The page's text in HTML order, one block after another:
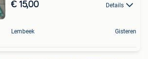
€ 15,00 Details
Lembeek Gisteren